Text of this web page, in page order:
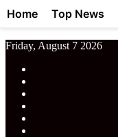
Friday, August 7 2026
Home Top News